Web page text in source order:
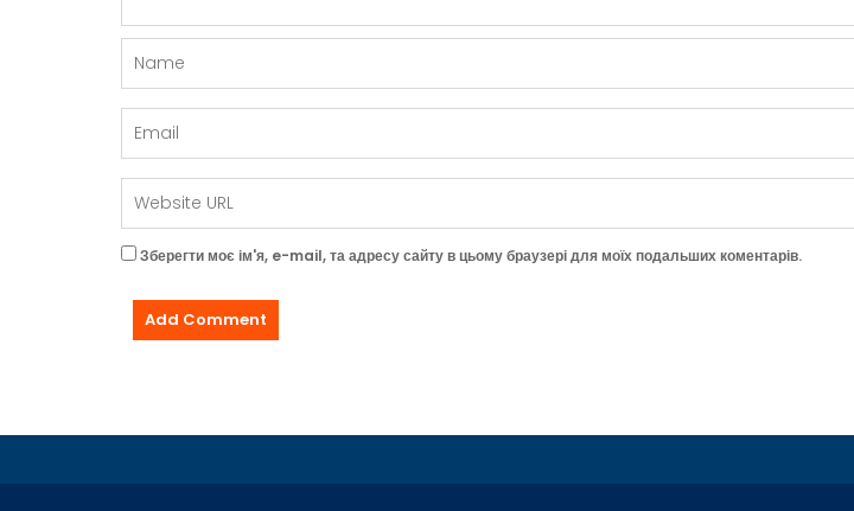
Зберегти моє ім'я, e-mail, та адресу сайту в цьому браузері для моїх подальших коментарів.